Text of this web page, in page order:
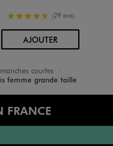
4.5/5 de moyenne
(29 avis)
AJOUTERAU PANIER
courtes
femme grande taille
FRANCE